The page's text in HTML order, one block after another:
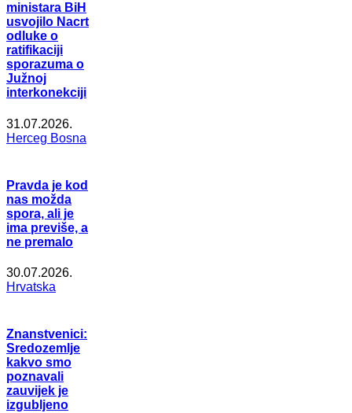
ministara BiH
usvojilo Nacrt
odluke o
ratifikaciji
sporazuma o
Južnoj
interkonekciji
31.07.2026.
Herceg Bosna
Pravda je kod
nas možda
spora, ali je
ima previše, a
ne premalo
30.07.2026.
Hrvatska
Znanstvenici:
Sredozemlje
kakvo smo
poznavali
zauvijek je
izgubljeno